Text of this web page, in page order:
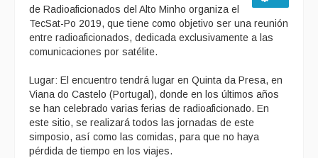
de Radioaficionados del Alto Minho organiza el
TecSat-Po 2019, que tiene como objetivo ser una reunión
entre radioaficionados, dedicada exclusivamente a las
comunicaciones por satélite.
Lugar: El encuentro tendrá lugar en Quinta da Presa, en
Viana do Castelo (Portugal), donde en los últimos años
se han celebrado varias ferias de radioaficionado. En
este sitio, se realizará todos las jornadas de este
simposio, así como las comidas, para que no haya
pérdida de tiempo en los viajes.